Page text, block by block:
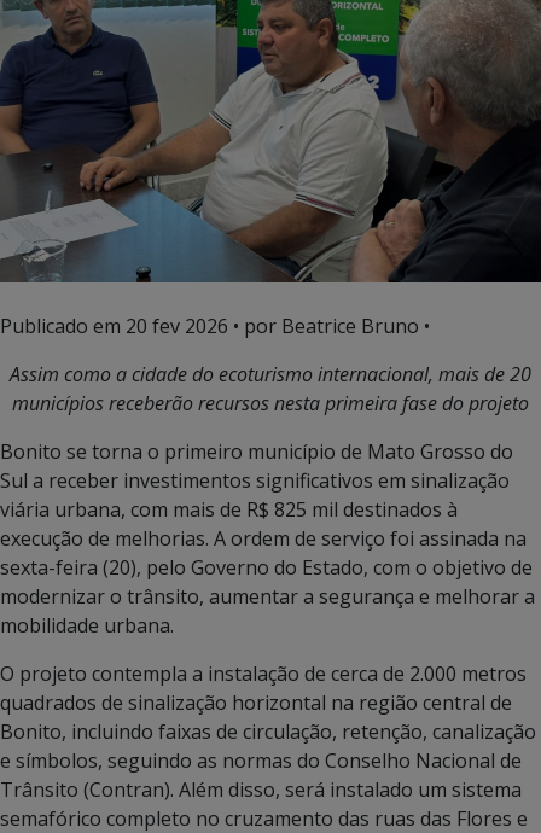
Publicado em 20 fev 2026 • por Beatrice Bruno •
Assim como a cidade do ecoturismo internacional, mais de 20
municípios receberão recursos nesta primeira fase do projeto
Bonito se torna o primeiro município de Mato Grosso do
Sul a receber investimentos significativos em sinalização
viária urbana, com mais de R$ 825 mil destinados à
execução de melhorias. A ordem de serviço foi assinada na
sexta-feira (20), pelo Governo do Estado, com o objetivo de
modernizar o trânsito, aumentar a segurança e melhorar a
mobilidade urbana.
O projeto contempla a instalação de cerca de 2.000 metros
quadrados de sinalização horizontal na região central de
Bonito, incluindo faixas de circulação, retenção, canalização
e símbolos, seguindo as normas do Conselho Nacional de
Trânsito (Contran). Além disso, será instalado um sistema
semafórico completo no cruzamento das ruas das Flores e